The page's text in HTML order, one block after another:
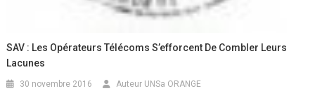
SAV : Les Opérateurs Télécoms S’efforcent De Combler Leurs
Lacunes
30 novembre 2016 Auteur UNSa ORANGE